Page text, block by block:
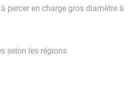
percer en charge gros diamètre à
selon les régions